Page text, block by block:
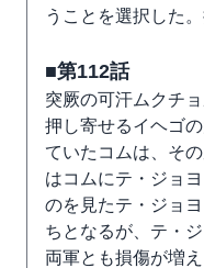
うことを選択した
■第112話
突厥の可汗ムクチ
押し寄せるイヘゴ
ていたコムは、そ
はコムにテ・ジョ
のを見たテ・ジョ
ちとなるが、テ・
両軍とも損傷が増